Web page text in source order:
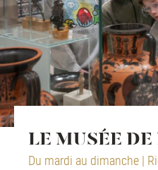
LE MUSÉE DE
Du mardi au dimanche |